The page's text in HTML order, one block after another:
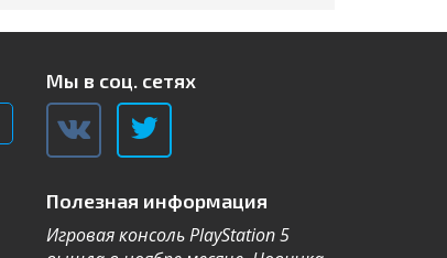
Мы в соц. сетях
Полезная информация
Игровая консоль PlayStation 5